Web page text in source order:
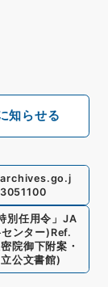
知らせる
別任用令 」 JA
ンター) Ref.
院御下附案・
立公文書館)